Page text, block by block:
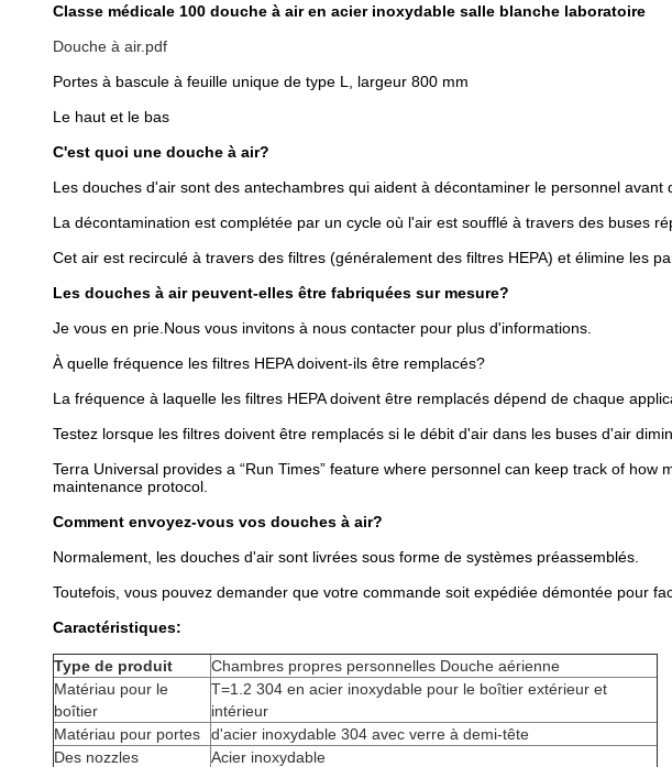
Classe médicale 100 douche à air en acier inoxydable salle blanche laboratoire
Douche à air.pdf
Portes à bascule à feuille unique de type L, largeur 800 mm
Le haut et le bas
C'est quoi une douche à air?
Les douches d'air sont des antechambres qui aident à décontaminer le personnel avant
La décontamination est complétée par un cycle où l'air est soufflé à travers des buses
Cet air est recirculé à travers des filtres (généralement des filtres HEPA) et élimine les
Les douches à air peuvent-elles être fabriquées sur mesure?
Je vous en prie. Nous vous invitons à nous contacter pour plus d'informations.
À quelle fréquence les filtres HEPA doivent-ils être remplacés?
La fréquence à laquelle les filtres HEPA doivent être remplacés dépend de chaque
Testez lorsque les filtres doivent être remplacés si le débit d'air dans les buses d'air
Terra Universal provides a “Run Times” feature where personnel can keep track of
maintenance protocol.
Comment envoyez-vous vos douches à air?
Normalement, les douches d'air sont livrées sous forme de systèmes préassemblés.
Toutefois, vous pouvez demander que votre commande soit expédiée démontée pour
Caractéristiques:
Type de produit
Chambres propres personnelles Douche aérienne
Matériau pour le
boîtier
T=1.2 304 en acier inoxydable pour le boîtier extérieur et
intérieur
Matériau pour portes
d'acier inoxydable 304 avec verre à demi-tête
Des nozzles
Acier inoxydable